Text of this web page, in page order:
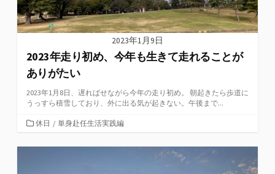
2023年1月9日
2023年走り初め、今年も生きて走れることが
ありがたい
2023年1月8日、遅ればせながら今年の走り初め。 朝起きたら歩道に
うっすら積雪しており、外に出る気が起きない。午後まで...
カ
ゴ
休日 / 単身赴任生活実践編